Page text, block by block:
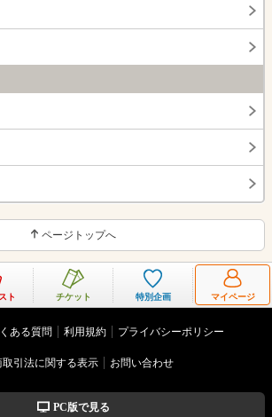
ページトップへ
ト チケット 特別企画 マイページ
ある質問 利用規約 プライバシーポリシー
取引法に関する表示 お問い合わせ
PC版で見る